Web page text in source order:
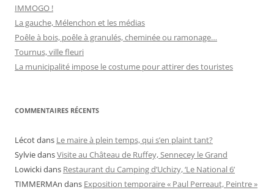
IMMOGO !
La gauche, Mélenchon et les médias
Poêle à bois, poêle à granulés, cheminée ou ramonage…
Tournus, ville fleuri
La municipalité impose le costume pour attirer des touristes
COMMENTAIRES RÉCENTS
Lécotdans Le maire à plein temps, qui s’en plaint tant?
SylviedansVisite au Château de Ruffey, Sennecey le Grand
Lowickidans Restaurant du Camping d’Uchizy, ‘Le National 6’
TIMMERMAn dans Exposition temporaire « Paul Perreaut, Peintre »